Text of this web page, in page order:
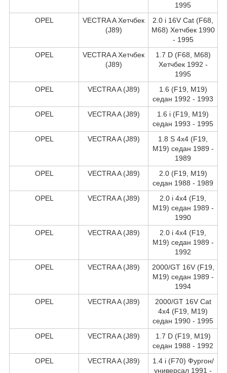
1995
OPEL
VECTRA A Хетчбек
(J89)
2.0 i 16V Cat (F68,
M68) Хетчбек 1990
- 1995
OPEL
VECTRA A Хетчбек
(J89)
1.7 D (F68, M68)
Хетчбек 1992 -
1995
OPEL
VECTRA A (J89)
1.6 (F19, M19)
седан 1992 - 1993
OPEL
VECTRA A (J89)
1.6 i (F19, M19)
седан 1993 - 1995
OPEL
VECTRA A (J89)
1.8 S 4x4 (F19,
M19) седан 1989 -
1989
OPEL
VECTRA A (J89)
2.0 (F19, M19)
седан 1988 - 1989
OPEL
VECTRA A (J89)
2.0 i 4x4 (F19,
M19) седан 1989 -
1990
OPEL
VECTRA A (J89)
2.0 i 4x4 (F19,
M19) седан 1989 -
1992
OPEL
VECTRA A (J89)
2000/GT 16V (F19,
M19) седан 1989 -
1994
OPEL
VECTRA A (J89)
2000/GT 16V Cat
4x4 (F19, M19)
седан 1990 - 1995
OPEL
VECTRA A (J89)
1.7 D (F19, M19)
седан 1988 - 1992
OPEL
VECTRA A (J89)
1.4 i (F70) Фургон/
универсал 1991 -